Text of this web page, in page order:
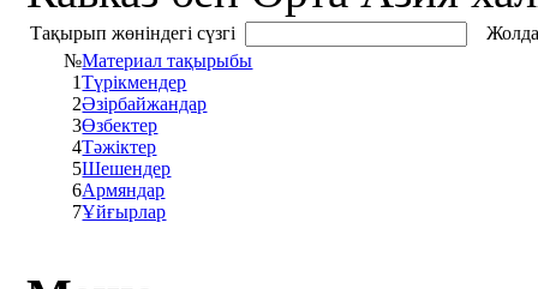
Тақырып жөніндегі сүзгі
№Материал тақырыбы
1Түрікмендер
2Әзірбайжандар
3Өзбектер
4Тәжіктер
5Шешендер
6Армяндар
7Ұйғырлар